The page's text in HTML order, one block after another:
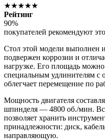
★★★★★
Рейтинг
90%
покупателей рекомендуют
Стол этой модели выполнен
подвержен коррозии и
нагрузке. Его площадь можно
специальным удлинителям с
облегчает перемещение по
Мощность двигателя
шпинделя — 4800 об./мин.
позволяет хранить
принадлежности: диск,
направляющую.